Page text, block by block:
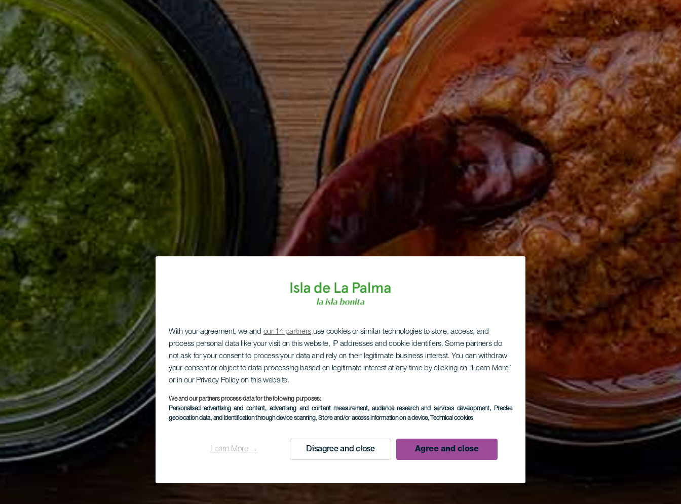
With your agreement, we and our 14 partners use cookies or similar technologies to store, access, and
process personal data like your visit on this website, IP addresses and cookie identifiers. Some partners do
not ask for your consent to process your data and rely on their legitimate business interest. You can withdraw
your consent or object to data processing based on legitimate interest at any time by clicking on “Learn More”
or in our Privacy Policy on this website.
We and our partners process data for the following purposes:
Personalised advertising and content, advertising and content measurement, audience research and services development, Precise
geolocation data, and identification through device scanning, Store and/or access information on a device, Technical cookies
Learn More → Disagree and close Agree and close